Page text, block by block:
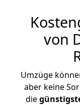
von
Umzüge
aber keine
die